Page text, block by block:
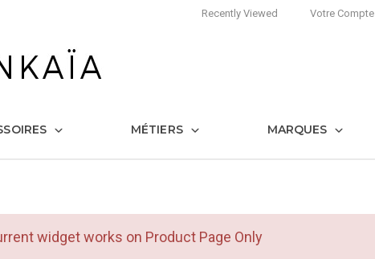
Votre Compte
Recently Viewed
MÉTIERS MARQUES
widget works on Product Page Only